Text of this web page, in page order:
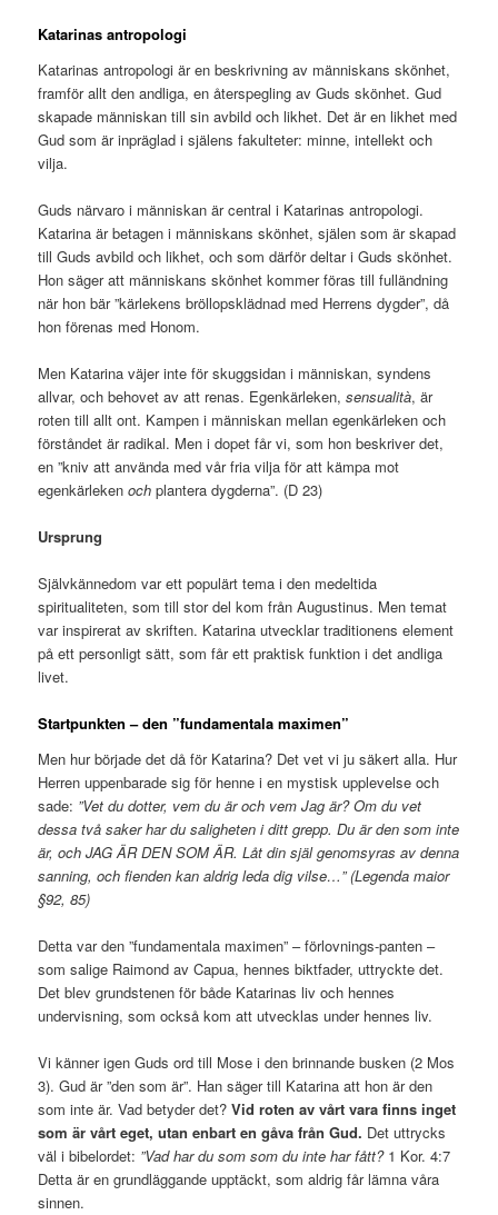
Katarinas antropologi
Katarinas antropologi är en beskrivning av människans skönhet,
framför allt den andliga, en återspegling av Guds skönhet. Gud
skapade människan till sin avbild och likhet. Det är en likhet med
Gud som är inpräglad i själens fakulteter: minne, intellekt och
vilja.
Guds närvaro i människan är central i Katarinas antropologi.
Katarina är betagen i människans skönhet, själen som är skapad
till Guds avbild och likhet, och som därför deltar i Guds skönhet.
Hon säger att människans skönhet kommer föras till fulländning
när hon bär ”kärlekens bröllopsklädnad med Herrens dygder”, då
hon förenas med Honom.
Men Katarina väjer inte för skuggsidan i människan, syndens
allvar, och behovet av att renas. Egenkärleken,sensualità, är
roten till allt ont. Kampen i människan mellan egenkärleken och
förståndet är radikal. Men i dopet får vi, som hon beskriver det,
en ”kniv att använda med vår fria vilja för att kämpa mot
egenkärlekenoch plantera dygderna”. (D 23)
Ursprung
Självkännedom var ett populärt tema i den medeltida
spiritualiteten, som till stor del kom från Augustinus. Men temat
var inspirerat av skriften. Katarina utvecklar traditionens element
på ett personligt sätt, som får ett praktisk funktion i det andliga
livet.
Startpunkten – den ”fundamentala maximen”
Men hur började det då för Katarina? Det vet vi ju säkert alla. Hur
Herren uppenbarade sig för henne i en mystisk upplevelse och
sade: ”Vet du dotter, vem du är och vem Jag är? Om du vet
dessa två saker har du saligheten i ditt grepp. Du är den som inte
är, och JAG ÄR DEN SOM ÄR. Låt din själ genomsyras av denna
sanning, och fienden kan aldrig leda dig vilse…” (Legenda maior
§92, 85)
Detta var den ”fundamentala maximen” – förlovnings-panten –
som salige Raimond av Capua, hennes biktfader, uttryckte det.
Det blev grundstenen för både Katarinas liv och hennes
undervisning, som också kom att utvecklas under hennes liv.
Vi känner igen Guds ord till Mose i den brinnande busken (2 Mos
3). Gud är ”den som är”. Han säger till Katarina att hon är den
som inte är. Vad betyder det?Vid roten av vårt vara finns inget
som är vårt eget, utan enbart en gåva från Gud. Det uttrycks
väl i bibelordet: ”Vad har du som som du inte har fått?1 Kor. 4:7
Detta är en grundläggande upptäckt, som aldrig får lämna våra
sinnen.